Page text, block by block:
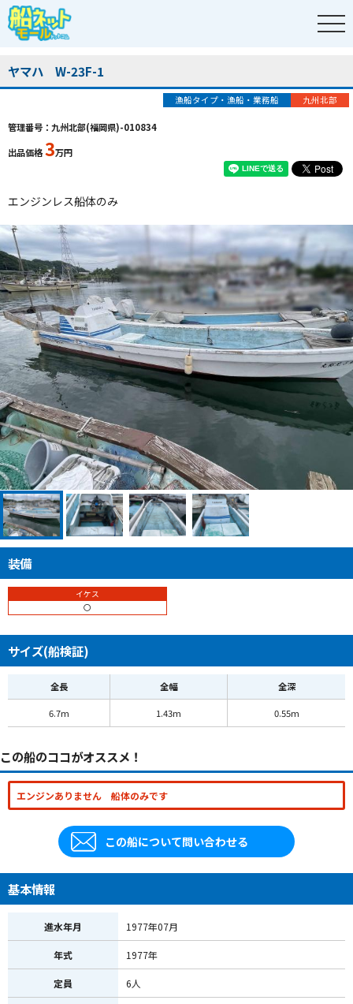
ヤマハ W-23F-1
漁船タイプ・漁船・業務船 九州北部
管理番号：九州北部(福岡県)-010834
出品価格3万円
エンジンレス船体のみ
装備
イケス
〇
サイズ(船検証)
全長 全幅 全深
6.7m 1.43m 0.55m
この船のココがオススメ！
エンジンありません 船体のみです
この船について問い合わせる
基本情報
進水年月 1977年07月
年式 1977年
定員 6人